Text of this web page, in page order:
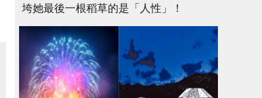
垮她最後一根稻草的是「人性」！